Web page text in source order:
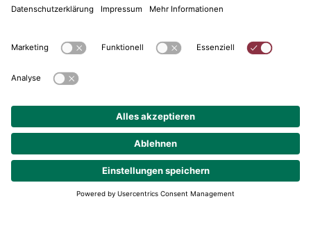
+49 (0) 7191 900 - 2202
© 2026 telent GmbH. Alle Rechte vorbehalten.
Datenschutz Impressum AGB Cookie-Einstellungen